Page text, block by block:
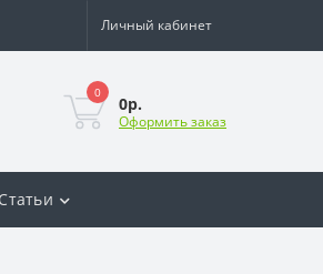
Личный кабинет
0
0р.
Оформить заказ
Статьи